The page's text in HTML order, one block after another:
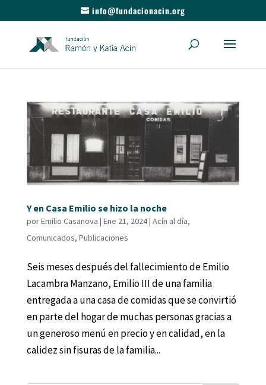
info@fundacionacin.org
Y en Casa Emilio se hizo la noche
porEmilio Casanova | Ene 21, 2024| Acín al día,
Comunicados, Publicaciones
Seis meses después del fallecimiento de Emilio
Lacambra Manzano, Emilio III de una familia
entregada a una casa de comidas que se convirtió
en parte del hogar de muchas personas gracias a
un generoso menú en precio y en calidad, en la
calidez sin fisuras de la familia...